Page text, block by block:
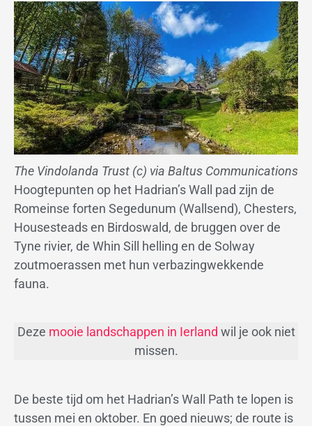
The Vindolanda Trust (c) via Baltus Communications
Hoogtepunten op het Hadrian’s Wall pad zijn de
Romeinse forten Segedunum (Wallsend), Chesters,
Housesteads en Birdoswald, de bruggen over de
Tyne rivier, de Whin Sill helling en de Solway
zoutmoerassen met hun verbazingwekkende
fauna.
Deze mooie landschappen in Ierland wil je ook niet
missen.
De beste tijd om het Hadrian’s Wall Path te lopen is
tussen mei en oktober. En goed nieuws; de route is